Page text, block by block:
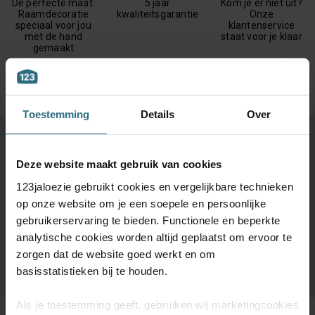
Toestemming Details Over
Deze website maakt gebruik van cookies
123jaloezie gebruikt cookies en vergelijkbare technieken
op onze website om je een soepele en persoonlijke
gebruikerservaring te bieden. Functionele en beperkte
analytische cookies worden altijd geplaatst om ervoor te
zorgen dat de website goed werkt en om
basisstatistieken bij te houden.
Als je toestemming geeft, gebruiken wij marketingcookies
De perfecte maat.
Raamdecoratie
speciaal voor jou
met de hand
gemaakt
5 jaar
kwaliteitsgarantie
Kom je er niet uit?
Onze
klantenservice
staat voor je klaar
Grootste keuze uit diverse materialen en kleuren.
Bestel tot maximaal 6 GRATIS monsters
Vandaag vóór 12:00 besteld is morgen in huis
BESTEL GRATIS MONSTERS